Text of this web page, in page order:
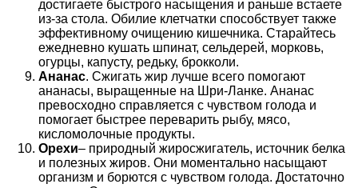
достигаете быстрого насыщения и раньше встаете
из-за стола. Обилие клетчатки способствует также
эффективному очищению кишечника. Старайтесь
ежедневно кушать шпинат, сельдерей, морковь,
огурцы, капусту, редьку, брокколи.
Ананас. Сжигать жир лучше всего помогают
ананасы, выращенные на Шри-Ланке. Ананас
превосходно справляется с чувством голода и
помогает быстрее переварить рыбу, мясо,
кисломолочные продукты.
Орехи– природный жиросжигатель, источник белка
и полезных жиров. Они моментально насыщают
организм и борются с чувством голода. Достаточно